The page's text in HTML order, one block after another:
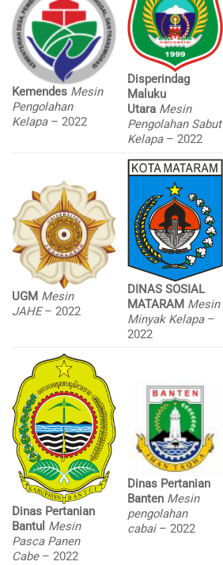
Kemendes Mesin
Pengolahan
Kelapa – 2022
Disperindag
Maluku
Utara Mesin
Pengolahan Sabut
Kelapa – 2022
UGM Mesin
JAHE– 2022
DINAS SOSIAL
MATARAM Mesin
Minyak Kelapa –
2022
Dinas Pertanian
Bantul Mesin
Pasca Panen
Cabe – 2022
Dinas Pertanian
Banten Mesin
pengolahan
cabai – 2022